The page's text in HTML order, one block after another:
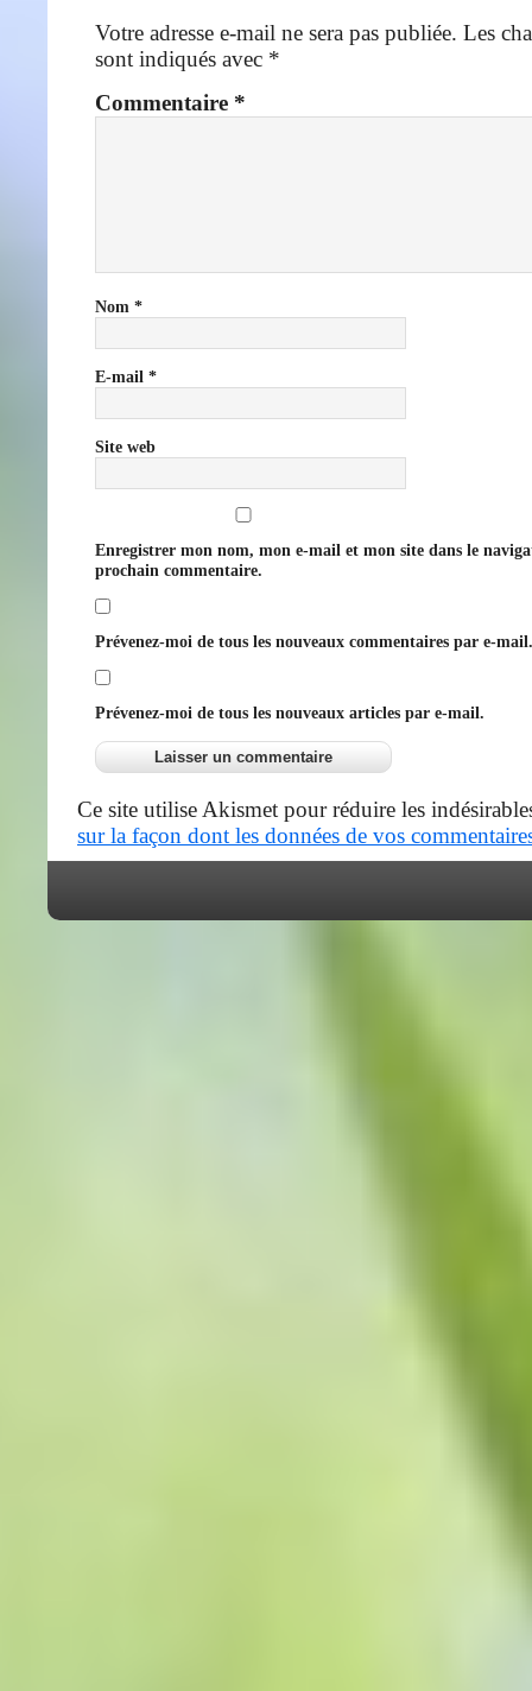
Votre adresse e-mail ne sera pas publiée. Les
sont indiqués avec *
Commentaire *
Nom *
E-mail *
Site web
Enregistrer mon nom, mon e-mail et mon site dans le
prochain commentaire.
Prévenez-moi de tous les nouveaux commentaires par e-mail.
Prévenez-moi de tous les nouveaux articles par e-mail.
Ce site utilise Akismet pour réduire les
sur la façon dont les données de vos